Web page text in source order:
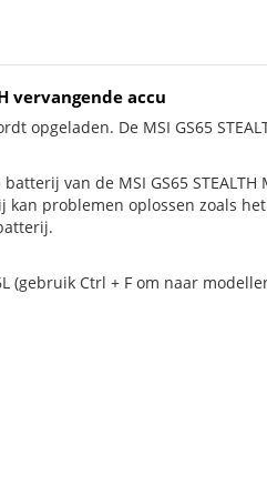
vervangende accu
opgeladen. De MSI GS65
van de MSI GS65 STEALTH
kan problemen oplossen zoals
(gebruik Ctrl + F om naar